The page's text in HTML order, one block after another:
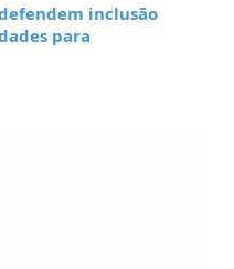
inclusão
para